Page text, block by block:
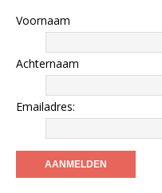
Voornaam
Achternaam
Emailadres: